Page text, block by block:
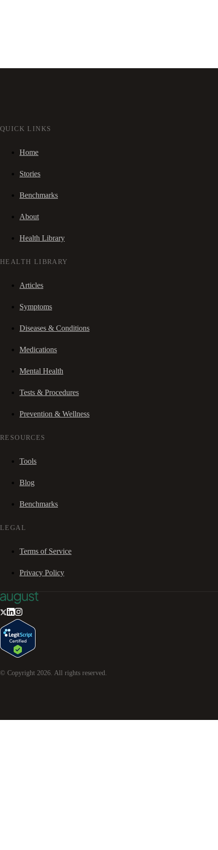
QUICK LINKS
Home
Stories
Benchmarks
About
Health Library
HEALTH LIBRARY
Articles
Symptoms
Diseases & Conditions
Medications
Mental Health
Tests & Procedures
Prevention & Wellness
RESOURCES
Tools
Blog
Benchmarks
LEGAL
Terms of Service
Privacy Policy
© Copyright 2026. All rights reserved.